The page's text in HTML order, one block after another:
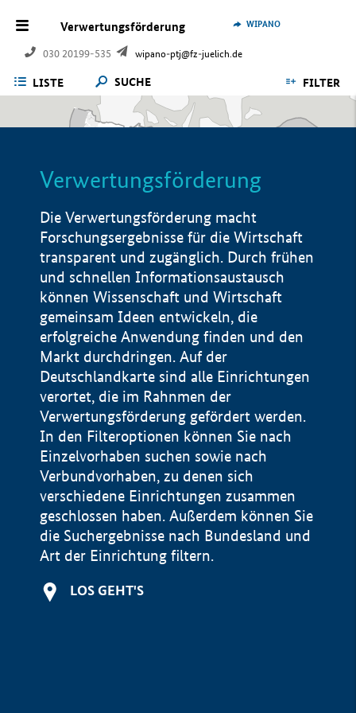
Verwertungsförderung
030 20199-535 wipano-ptj@fz-juelich.de
WIPANO
LISTE SUCHE FILTER
Verwertungsförderung
Die Verwertungsförderung macht
Forschungsergebnisse für die Wirtschaft
transparent und zugänglich. Durch frühen
und schnellen Informationsaustausch
können Wissenschaft und Wirtschaft
gemeinsam Ideen entwickeln, die
erfolgreiche Anwendung finden und den
Markt durchdringen. Auf der
Deutschlandkarte sind alle Einrichtungen
verortet, die im Rahnmen der
Verwertungsförderung gefördert werden.
In den Filteroptionen können Sie nach
Einzelvorhaben suchen sowie nach
Verbundvorhaben, zu denen sich
verschiedene Einrichtungen zusammen
geschlossen haben. Außerdem können Sie
die Suchergebnisse nach Bundesland und
Art der Einrichtung filtern.
LOS GEHT'S